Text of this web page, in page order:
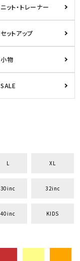
ニット・トレーナー
セットアップ
小物
SALE
L XL
30inc 32inc
40inc KIDS